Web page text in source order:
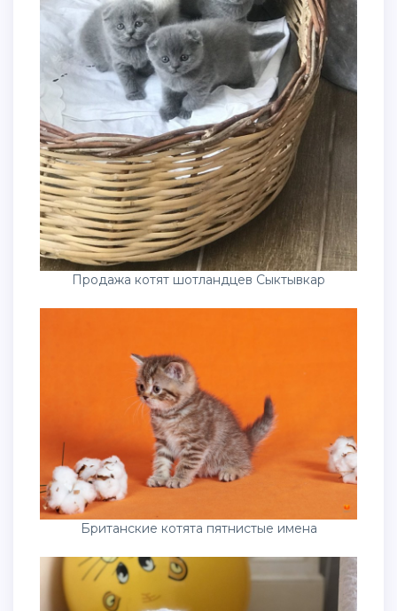
Продажа котят шотландцев Сыктывкар
Британские котята пятнистые имена